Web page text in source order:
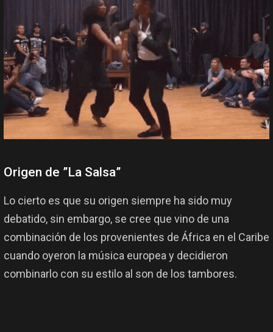
Origen de ”La Salsa”
Lo cierto es que su origen siempre ha sido muy
debatido, sin embargo, se cree que vino de una
combinación de los provenientes de África en el Caribe
cuando oyeron la música europea y decidieron
combinarlo con su estilo al son de los tambores.